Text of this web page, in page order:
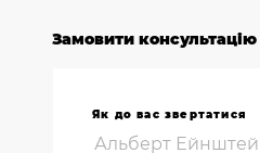
Замовити консультацію
Як до вас звертатися